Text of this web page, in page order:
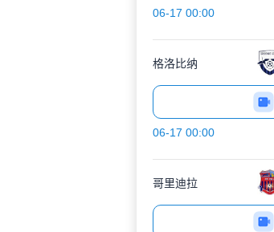
06-17 00:00
格洛比纳
06-17 00:00
哥里迪拉